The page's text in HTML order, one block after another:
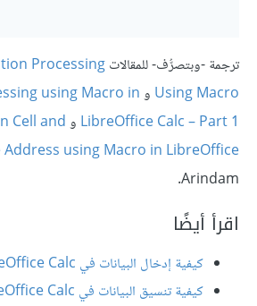
ترجمة -وبتصرُّف- للمقالاتProcessing
Using Macro وusing Macro in
LibreOffice Calc – Part 1 وCell and
Address using Macro in LibreOffice
Arindam.
اقرأ أيضًا
كيفية إدخال البيانات في LibreOffice Calc
كيفية تنسيق البيانات في LibreOffice Calc